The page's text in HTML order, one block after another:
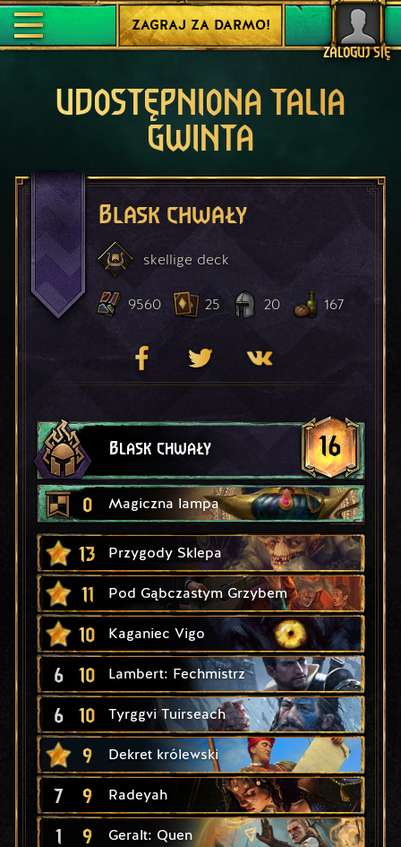
ZALOGUJ SIĘ
ZAGRAJ ZA DARMO!
UDOSTĘPNIONA TALIA
GWINTA
Blask chwały
skellige deck
9560 25 20 167
Blask chwały 16
0 Magiczna lampa
13 Przygody Sklepa
11 Pod Gąbczastym Grzybem
10 Kaganiec Vigo
6 10 Lambert: Fechmistrz
6 10 Tyrggvi Tuirseach
9 Dekret królewski
7 9 Radeyah
1 9 Geralt: Quen